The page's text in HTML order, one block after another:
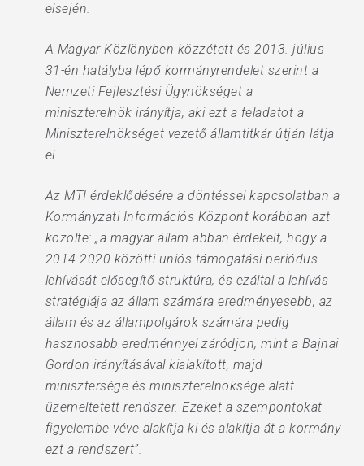
elsején.
A Magyar Közlönyben közzétett és 2013. július
31-én hatályba lépő kormányrendelet szerint a
Nemzeti Fejlesztési Ügynökséget a
miniszterelnök irányítja, aki ezt a feladatot a
Miniszterelnökséget vezető államtitkár útján látja
el.
Az MTI érdeklődésére a döntéssel kapcsolatban a
Kormányzati Információs Központ korábban azt
közölte: „a magyar állam abban érdekelt, hogy a
2014-2020 közötti uniós támogatási periódus
lehívását elősegítő struktúra, és ezáltal a lehívás
stratégiája az állam számára eredményesebb, az
állam és az állampolgárok számára pedig
hasznosabb eredménnyel záródjon, mint a Bajnai
Gordon irányításával kialakított, majd
minisztersége és miniszterelnöksége alatt
üzemeltetett rendszer. Ezeket a szempontokat
figyelembe véve alakítja ki és alakítja át a kormány
ezt a rendszert”.